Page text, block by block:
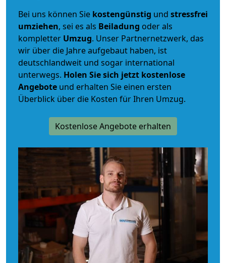
Bei uns können Sie kostengünstig und stressfrei
umziehen, sei es als Beiladung oder als
kompletter Umzug. Unser Partnernetzwerk, das
wir über die Jahre aufgebaut haben, ist
deutschlandweit und sogar international
unterwegs. Holen Sie sich jetzt kostenlose
Angebote und erhalten Sie einen ersten
Überblick über die Kosten für Ihren Umzug.
Kostenlose Angebote erhalten